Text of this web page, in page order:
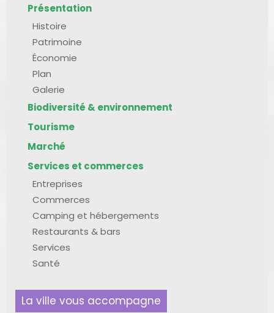
Présentation
Histoire
Patrimoine
Économie
Plan
Galerie
Biodiversité & environnement
Tourisme
Marché
Services et commerces
Entreprises
Commerces
Camping et hébergements
Restaurants & bars
Services
Santé
La ville vous accompagne